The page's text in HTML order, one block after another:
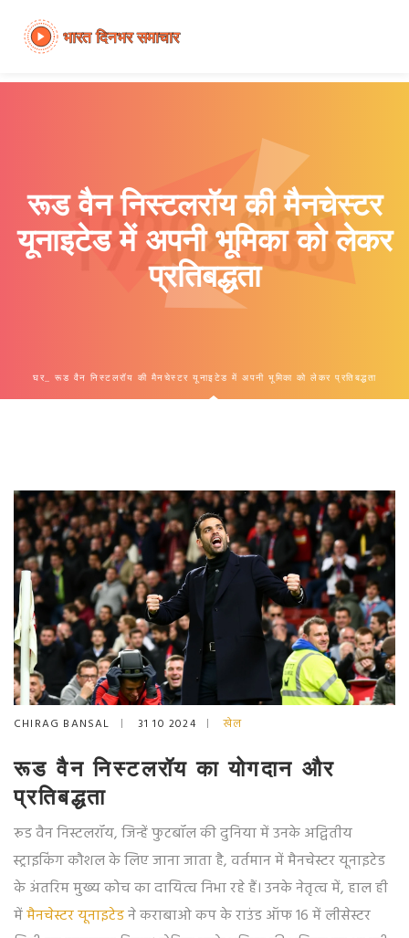
रूड वैन निस्टलरॉय की मैनचेस्टर
यूनाइटेड में अपनी भूमिका को लेकर
प्रतिबद्धता
घर रूड वैन निस्टलरॉय की मैनचेस्टर यूनाइटेड में अपनी भूमिका को लेकर प्रतिबद्धता
CHIRAG BANSAL 31 10 2024 खेल
रूड वैन निस्टलरॉय का योगदान और
प्रतिबद्धता
रूड वैन निस्टलरॉय, जिन्हें फुटबॉल की दुनिया में उनके अद्वितीय
स्ट्राइकिंग कौशल के लिए जाना जाता है, वर्तमान में मैनचेस्टर यूनाइटेड
के अंतरिम मुख्य कोच का दायित्व निभा रहे हैं। उनके नेतृत्व में, हाल ही
मेंमैनचेस्टर यूनाइटेडने कराबाओ कप के राउंड ऑफ 16 में लीसेस्टर